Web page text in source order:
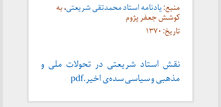
منبع:یادنامه استاد محمدتقی شریعتی،به
کوشش جعفر پژوم
تاریخ: ۱۳۷۰
نقش استاد شریعتی در تحولات ملی و
مذهبی و سیاسی سده‌ی اخیر.pdf